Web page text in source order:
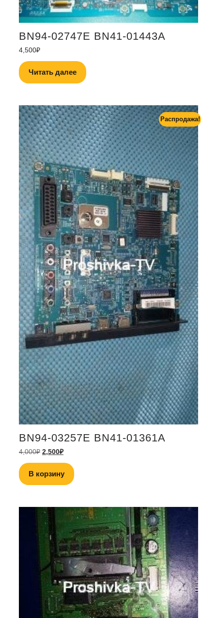
BN94-02747E BN41-01443A
4,500₽
Читать далее
Распродажа!
BN94-03257E BN41-01361A
4,000₽ 2,500₽
В корзину